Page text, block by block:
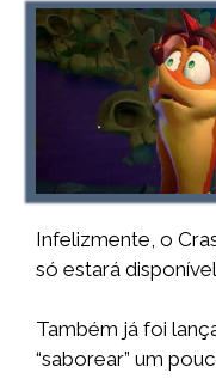
Infelizmente, o
só estará
Também já foi
“saborear” um